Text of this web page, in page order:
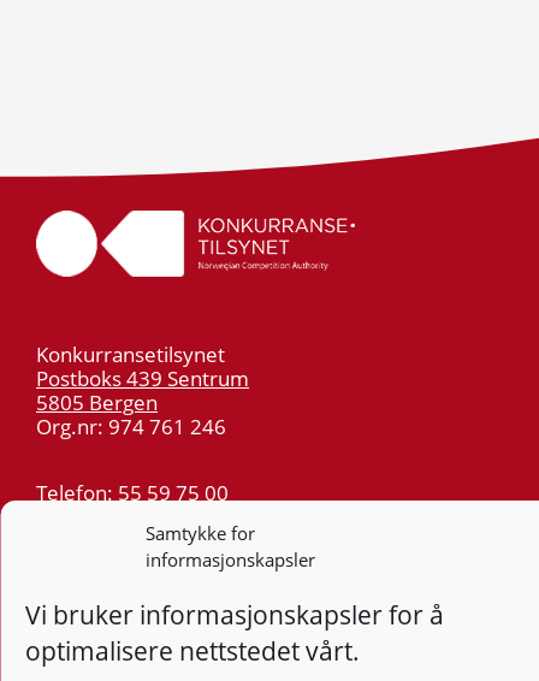
Samtykke for
informasjonskapsler
Vi bruker informasjonskapsler for å
optimalisere nettstedet vårt.
Konkurransetilsynet
Postboks 439 Sentrum
5805 Bergen
Org.nr: 974 761 246
Telefon: 55 59 75 00
Nyhetsvarsel >>
Personvern
Tilgjengelighetserklæring